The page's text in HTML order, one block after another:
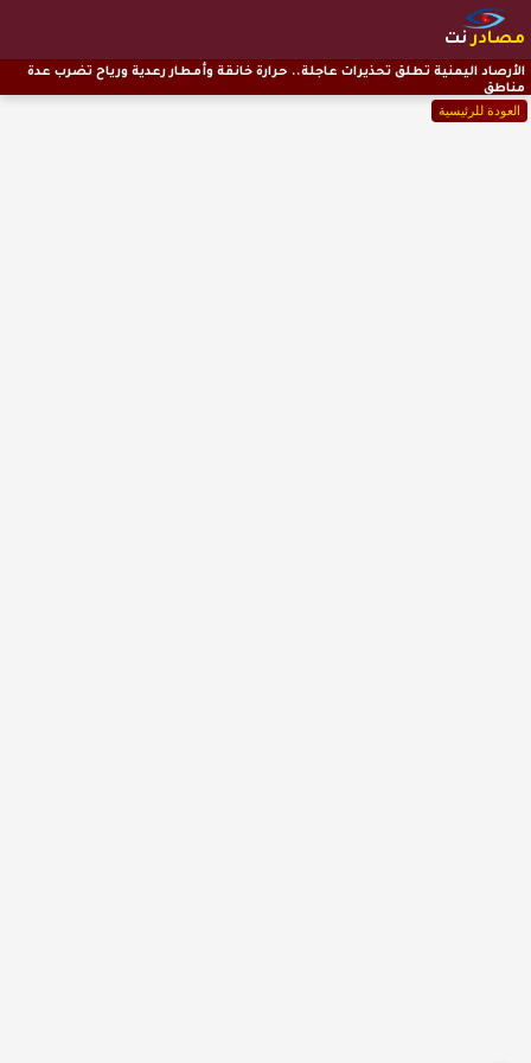
مصادرنت
العودة للرئيسية
الأرصاد اليمنية تطلق تحذيرات عاجلة.. حرارة خانقة وأمطار رعدية ورياح تضرب عدة
مناطق